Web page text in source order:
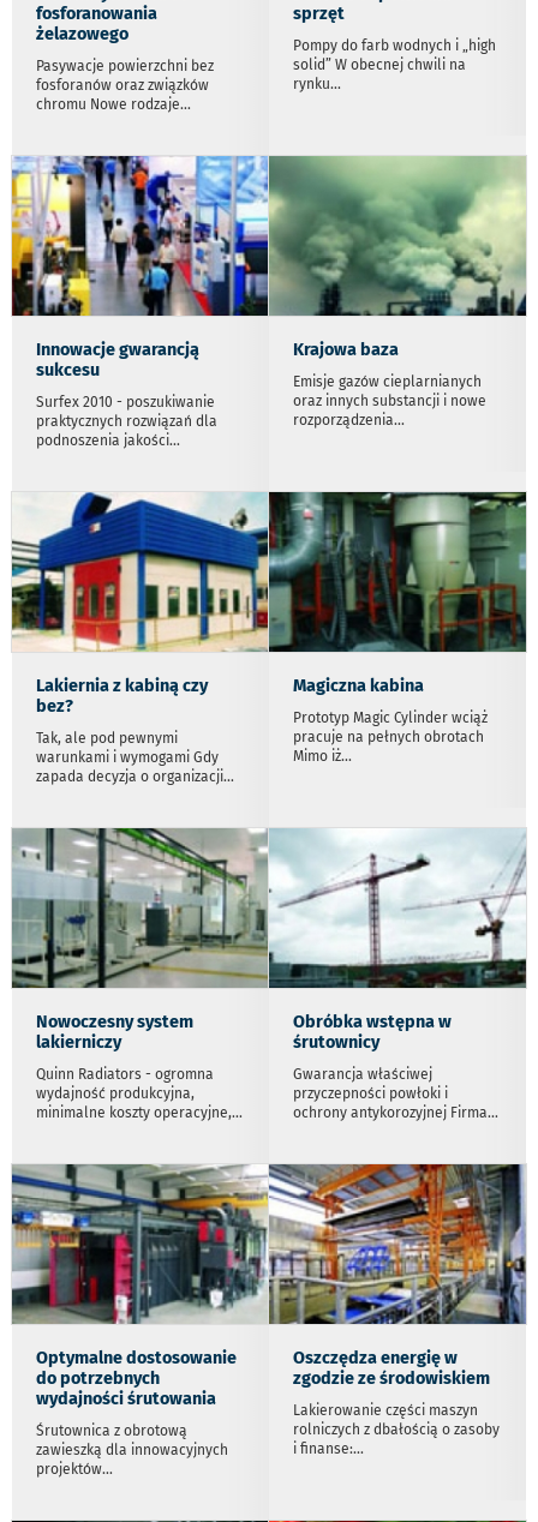
fosforanowania
żelazowego
Pasywacje powierzchni bez
fosforanów oraz związków
chromu Nowe rodzaje...
sprzęt
Pompy do farb wodnych i „high
solid” W obecnej chwili na
rynku...
Innowacje gwarancją
sukcesu
Surfex 2010 - poszukiwanie
praktycznych rozwiązań dla
podnoszenia jakości...
Krajowa baza
Emisje gazów cieplarnianych
oraz innych substancji i nowe
rozporządzenia...
Lakiernia z kabiną czy
bez?
Tak, ale pod pewnymi
warunkami i wymogami Gdy
zapada decyzja o organizacji...
Magiczna kabina
Prototyp Magic Cylinder wciąż
pracuje na pełnych obrotach
Mimo iż...
Nowoczesny system
lakierniczy
Quinn Radiators - ogromna
wydajność produkcyjna,
minimalne koszty operacyjne,...
Obróbka wstępna w
śrutownicy
Gwarancja właściwej
przyczepności powłoki i
ochrony antykorozyjnej Firma...
Optymalne dostosowanie
do potrzebnych
wydajności śrutowania
Śrutownica z obrotową
zawieszką dla innowacyjnych
projektów...
Oszczędza energię w
zgodzie ze środowiskiem
Lakierowanie części maszyn
rolniczych z dbałością o zasoby
i finanse:...